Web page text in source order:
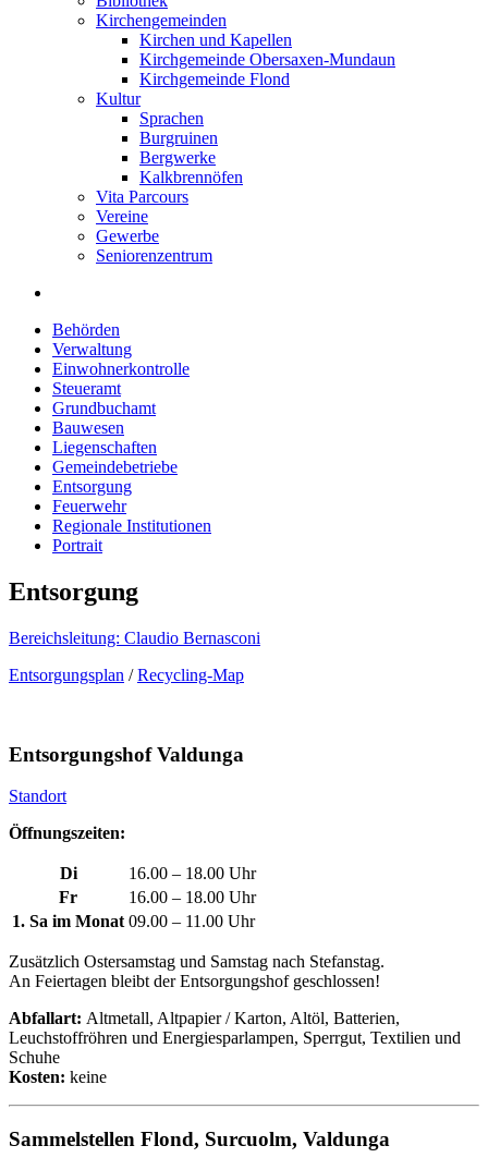
Kirchengemeinden
Kirchen und Kapellen
Kirchgemeinde Obersaxen-Mundaun
Kirchgemeinde Flond
Kultur
Sprachen
Burgruinen
Bergwerke
Kalkbrennöfen
Vita Parcours
Vereine
Gewerbe
Seniorenzentrum
Behörden
Verwaltung
Einwohnerkontrolle
Steueramt
Grundbuchamt
Bauwesen
Liegenschaften
Gemeindebetriebe
Entsorgung
Feuerwehr
Regionale Institutionen
Portrait
Entsorgung
Bereichsleitung: Claudio Bernasconi
Entsorgungsplan /Recycling-Map
Entsorgungshof Valdunga
Standort
Öffnungszeiten:
Di
16.00 – 18.00 Uhr
Fr
16.00 – 18.00 Uhr
1. Sa im Monat 09.00 – 11.00 Uhr
Zusätzlich Ostersamstag und Samstag nach Stefanstag.
An Feiertagen bleibt der Entsorgungshof geschlossen!
Abfallart: Altmetall, Altpapier / Karton, Altöl, Batterien,
Leuchstoffröhren und Energiesparlampen, Sperrgut, Textilien und
Schuhe
Kosten: keine
Sammelstellen Flond, Surcuolm, Valdunga